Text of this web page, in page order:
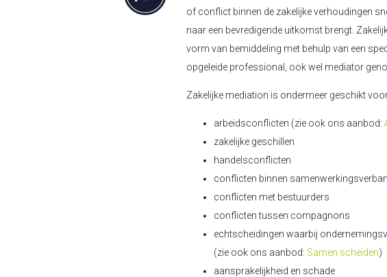
of conflict binnen de zakelijke verhoudingen
naar een bevredigende uitkomst brengt.
vorm van bemiddeling met behulp van een
opgeleide professional, ook wel mediator
Zakelijke mediation is ondermeer geschikt
arbeidsconflicten (zie ook ons aanbod:
zakelijke geschillen
handelsconflicten
conflicten binnen
conflicten met bestuurders
conflicten tussen compagnons
echtscheidingen waarbij
(zie ook ons aanbod: Samen scheiden)
aansprakelijkheid en schade